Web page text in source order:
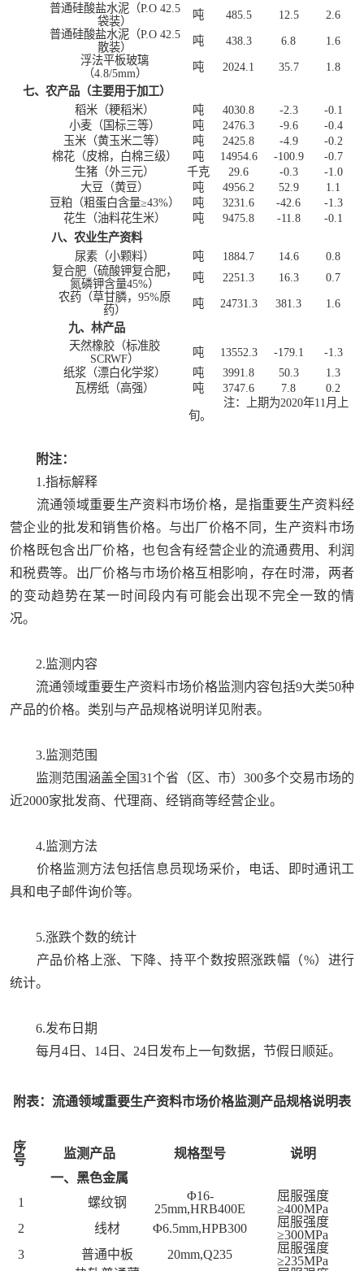
普通硅酸盐水泥（P.O 42.5
袋装）
吨 485.5 12.5
2.6
普通硅酸盐水泥（P.O 42.5
散装）
吨 438.3 6.8
1.6
浮法平板玻璃
（4.8/5mm） 吨 2024.1 35.7
1.8
七、农产品（主要用于加工）
稻米（粳稻米）
吨 4030.8 -2.3
-0.1
小麦（国标三等）
吨 2476.3 -9.6
-0.4
玉米（黄玉米二等）
吨 2425.8 -4.9
-0.2
棉花（皮棉，白棉三级）
吨 14954.6 -100.9
-0.7
生猪（外三元）
千克 29.6 -0.3
-1.0
大豆（黄豆）
吨 4956.2 52.9
1.1
豆粕（粗蛋白含量≥43%） 吨 3231.6 -42.6
-1.3
花生（油料花生米）
吨 9475.8 -11.8
-0.1
八、农业生产资料
尿素（小颗料）
吨 1884.7 14.6
0.8
复合肥（硫酸钾复合肥，
氮磷钾含量45%） 吨 2251.3 16.3
0.7
农药（草甘膦，95%原
药）
吨 24731.3 381.3
1.6
九、林产品
天然橡胶（标准胶
SCRWF） 吨 13552.3 -179.1
-1.3
纸浆（漂白化学浆）
吨 3991.8 50.3
1.3
瓦楞纸（高强）
吨 3747.6 7.8
0.2
注：上期为2020年11 月上
旬。
附注：
1.指标解释
流通领域重要生产资料市场价格，是指重要生产资料经
营企业的批发和销售价格。与出厂价格不同，生产资料市场
价格既包含出厂价格，也包含有经营企业的流通费用、利润
和税费等。出厂价格与市场价格互相影响，存在时滞，两者
的变动趋势在某一时间段内有可能会出现不完全一致的情
况。
2.监测内容
流通领域重要生产资料市场价格监测内容包括9大类50种
产品的价格。类别与产品规格说明详见附表。
3.监测范围
监测范围涵盖全国31个省（区、市）300多个交易市场的
近2000家批发商、代理商、经销商等经营企业。
4.监测方法
价格监测方法包括信息员现场采价，电话、即时通讯工
具和电子邮件询价等。
5.涨跌个数的统计
产品价格上涨、下降、持平个数按照涨跌幅（%）进行
统计。
6.发布日期
每月4日、14日、24日发布上一旬数据，节假日顺延。
附表：流通领域重要生产资料市场价格监测产品规格说明表
序
号
监测产品 规格型号
说明
一、黑色金属
1
螺纹钢
Φ16-
25mm,HRB400E
屈服强度
≥400MPa
2
线材 Φ6.5mm,HPB300
屈服强度
≥300MPa
3
普通中板 20mm,Q235
屈服强度
≥235MPa